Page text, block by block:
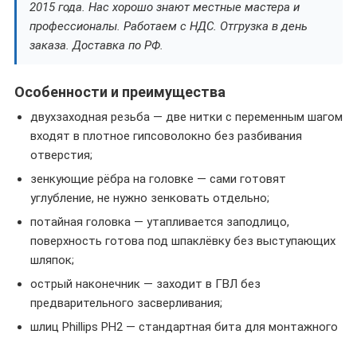
2015 года. Нас хорошо знают местные мастера и
профессионалы. Работаем с НДС. Отгрузка в день
заказа. Доставка по РФ.
Особенности и преимущества
двухзаходная резьба — две нитки с переменным шагом
входят в плотное гипсоволокно без разбивания
отверстия;
зенкующие рёбра на головке — сами готовят
углубление, не нужно зенковать отдельно;
потайная головка — утапливается заподлицо,
поверхность готова под шпаклёвку без выступающих
шляпок;
острый наконечник — заходит в ГВЛ без
предварительного засверливания;
шлиц Phillips PH2 — стандартная бита для монтажного